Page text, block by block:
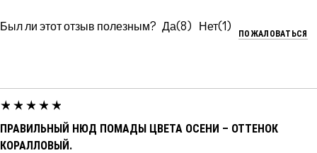
Был ли этот отзыв полезным? 8 1
ПОЖАЛОВАТЬСЯ
ПРАВИЛЬНЫЙ НЮД ПОМАДЫ ЦВЕТА ОСЕНИ – ОТТЕНОК
КОРАЛЛОВЫЙ.